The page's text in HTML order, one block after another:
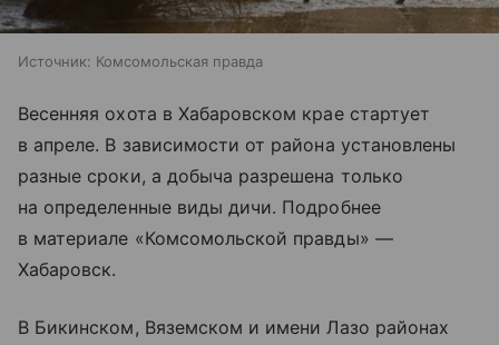
Источник: Комсомольская правда
Весенняя охота в Хабаровском крае стартует
в апреле. В зависимости от района установлены
разные сроки, а добыча разрешена только
на определенные виды дичи. Подробнее
в материале «Комсомольской правды» —
Хабаровск.
В Бикинском, Вяземском и имени Лазо районах